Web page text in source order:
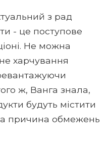
з рад
- це поступове
Не можна
харчування
ж, Ванга знала,
будуть містити
причина обмежень